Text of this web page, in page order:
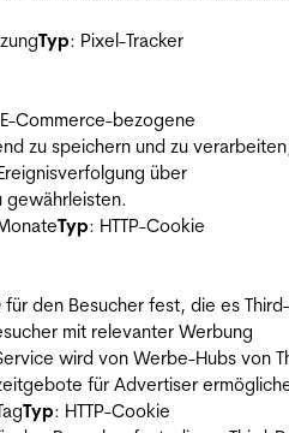
Typ: Pixel-Tracker
Commerce-bezogene
zu speichern und zu
über
gewährleisten.
Typ: HTTP-Cookie
den Besucher fest, die es
mit relevanter Werbung
wird von Werbe-Hubs von
für Advertiser
Typ: HTTP-Cookie